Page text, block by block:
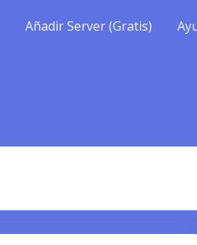
Añadir Server (Gratis)